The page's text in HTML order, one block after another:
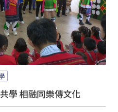
學 相融同樂傳文化